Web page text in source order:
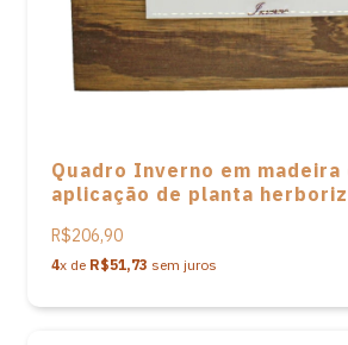
Quadro Inverno em madeira
aplicação de planta
R$206,90
4x de R$51,73 sem juros